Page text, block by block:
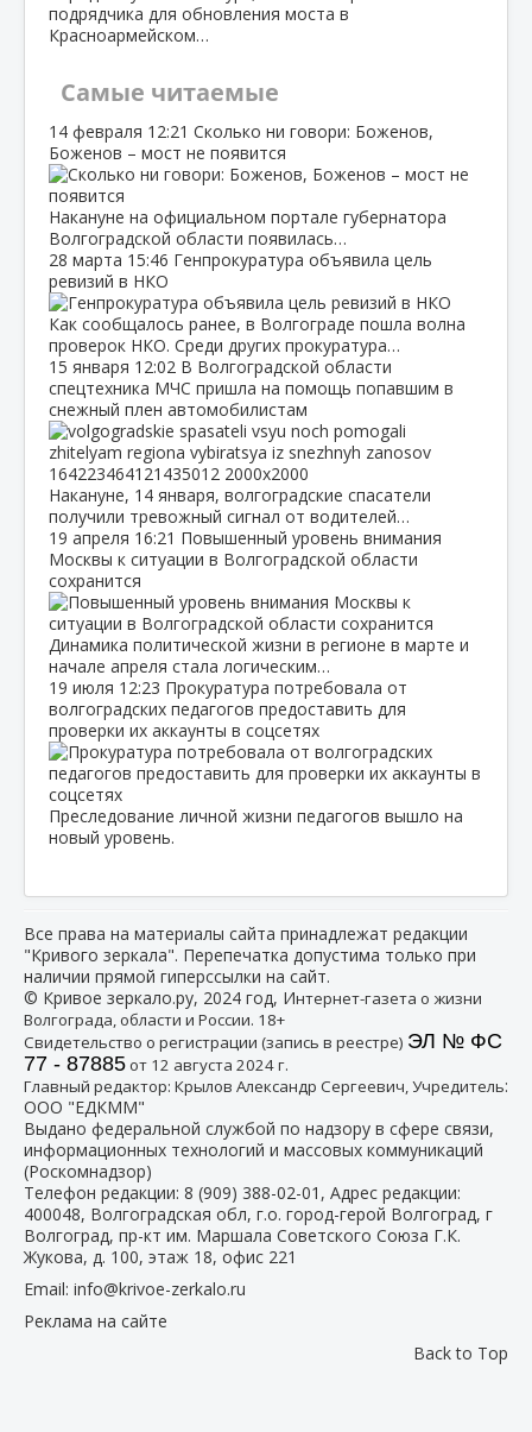
подрядчика для обновления моста в
Красноармейском…
Самые читаемые
14 февраля 12:21 Сколько ни говори: Боженов,
Боженов – мост не появится
Накануне на официальном портале губернатора
Волгоградской области появилась…
28 марта 15:46 Генпрокуратура объявила цель
ревизий в НКО
Как сообщалось ранее, в Волгограде пошла волна
проверок НКО. Среди других прокуратура…
15 января 12:02 В Волгоградской области
спецтехника МЧС пришла на помощь попавшим в
снежный плен автомобилистам
Накануне, 14 января, волгоградские спасатели
получили тревожный сигнал от водителей…
19 апреля 16:21 Повышенный уровень внимания
Москвы к ситуации в Волгоградской области
сохранится
Динамика политической жизни в регионе в марте и
начале апреля стала логическим…
19 июля 12:23 Прокуратура потребовала от
волгоградских педагогов предоставить для
проверки их аккаунты в соцсетях
Преследование личной жизни педагогов вышло на
новый уровень.
Все права на материалы сайта принадлежат редакции
"Кривого зеркала". Перепечатка допустима только при
наличии прямой гиперссылки на сайт.
© Кривое зеркало.ру, 2024 год, Интернет-газета о жизни
Волгограда, области и России. 18+
Свидетельство о регистрации (запись в реестре) ЭЛ № ФС
77 - 87885от 12 августа 2024 г.
Главный редактор: Крылов Александр Сергеевич, Учредитель:
ООО "ЕДКММ"
Выдано федеральной службой по надзору в сфере связи,
информационных технологий и массовых коммуникаций
(Роскомнадзор)
Телефон редакции: 8 (909) 388-02-01 , Адрес редакции:
400048, Волгоградская обл, г.о. город-герой Волгоград, г
Волгоград, пр-кт им. Маршала Советского Союза Г.К.
Жукова, д. 100, этаж 18, офис 221
Email: info@krivoe-zerkalo.ru
Реклама на сайте
Back to Top